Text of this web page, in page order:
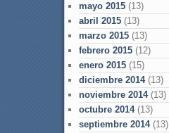
mayo 2015(13)
abril 2015(13)
marzo 2015(13)
febrero 2015(12)
enero 2015(15)
diciembre 2014(13)
noviembre 2014(13)
octubre 2014(13)
septiembre 2014(13)